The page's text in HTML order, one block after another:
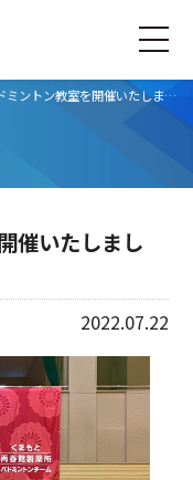
玉名郡市バドミントン教室を開催いたしました。
催いたしまし
2022.07.22